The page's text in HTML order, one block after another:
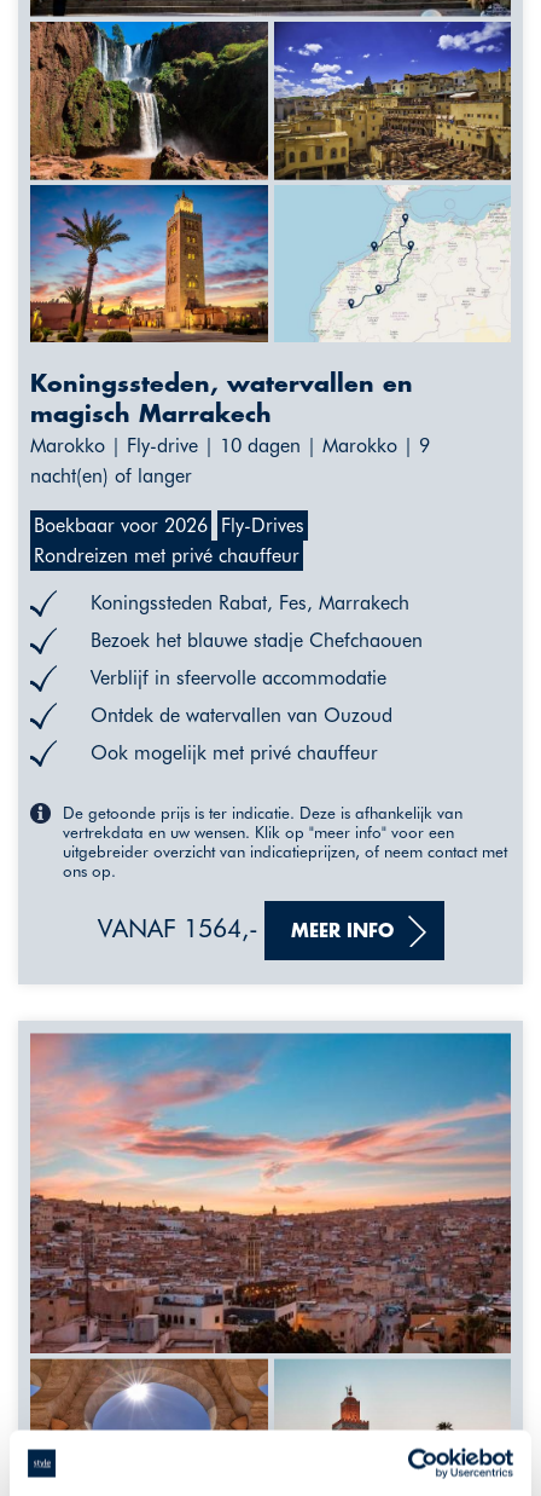
Koningssteden, watervallen en
magisch Marrakech
Marokko | Fly-drive | 10 dagen | Marokko | 9
nacht(en) of langer
Boekbaar voor 2026
Fly-Drives
Rondreizen met privé chauffeur
Koningssteden Rabat, Fes, Marrakech
Bezoek het blauwe stadje Chefchaouen
Verblijf in sfeervolle accommodatie
Ontdek de watervallen van Ouzoud
Ook mogelijk met privé chauffeur
De getoonde prijs is ter indicatie. Deze is afhankelijk van
vertrekdata en uw wensen. Klik op "meer info" voor een
uitgebreider overzicht van indicatieprijzen, of neem contact met
ons op.
VANAF 1564,- MEER INFO